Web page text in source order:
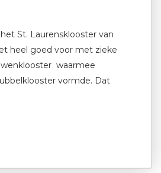
St. Laurensklooster van
heel goed voor met zieke
waarmee
vormde. Dat